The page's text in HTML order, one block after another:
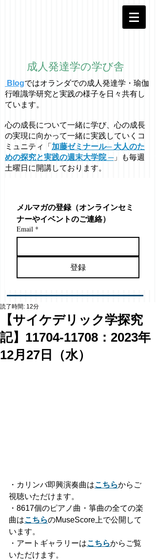
成人発達学の学び舎
Blogではオラ ンダでの成人発達学・ 瑜伽
行唯識学研究と実践の様子を日々共有し
ています。
心の成長について一緒に学び、心の成長
の実現に向かって一緒に実践していくコ
ミュニティ「 加藤ゼミナール─ 大人のた
めの探究と実践の週末大学院 ─」も毎週
土曜日に開講しております。
メルマガの登録（オンラインセミ
ナーやイベントのご連絡）
Email *
登録
【サイケデリック学探究
記】11704-11708：2023年
12月27日（水）
読了時間: 12分
・カリンバ即興演奏曲はこちらからご
視聴いただけます。
・8617個のピアノ曲・箏曲の全ての楽
曲はこちらのMuseScore上で公開して
います。
・アートギャラリーはこちらからご覧
いただけます。